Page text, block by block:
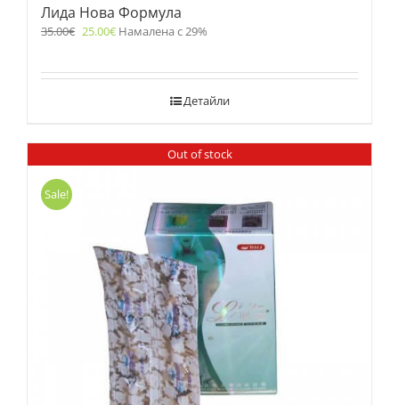
Лида Нова Формула
35.00€ 25.00€ Намалена с 29%
Детайли
Out of stock
Sale!